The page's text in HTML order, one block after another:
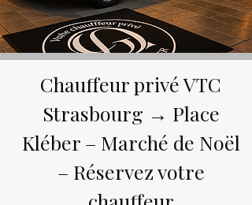
Chauffeur privé VTC
Strasbourg → Place
Kléber – Marché de Noël
– Réservez votre